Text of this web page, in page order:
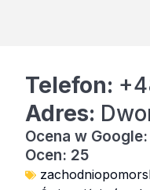
Telefon:
Adres:
Ocena w
Ocen: 25